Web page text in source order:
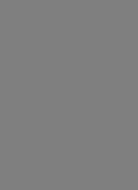
To Favorites